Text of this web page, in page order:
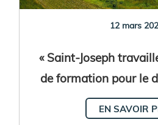
12 mars
« Saint-Joseph
de formation pour le
humain intégral
EN SAVOIR